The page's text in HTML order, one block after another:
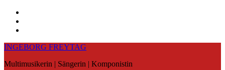
INGEBORG FREYTAG
Multimusikerin | Sängerin | Komponistin